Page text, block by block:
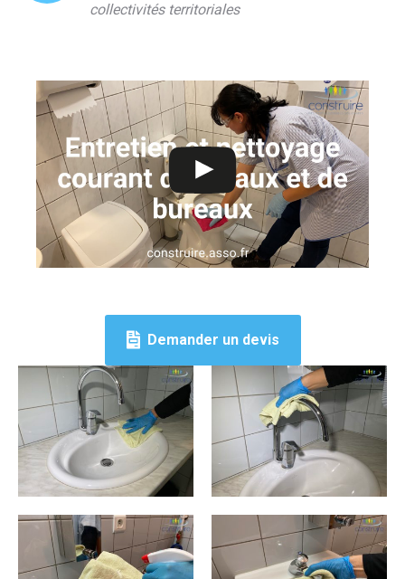
collectivités territoriales
Demander un devis